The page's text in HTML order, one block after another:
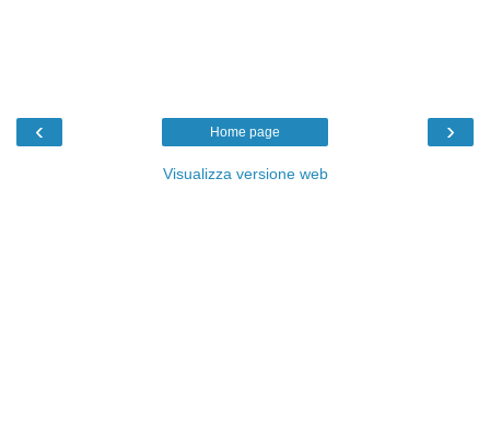
‹ ›
Home page
Visualizza versione web